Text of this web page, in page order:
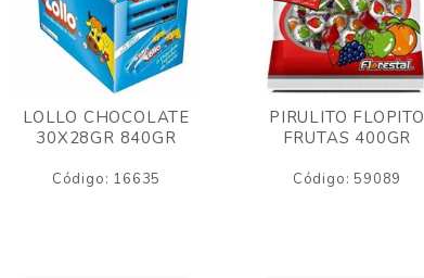
LOLLO CHOCOLATE
30X28GR 840GR
Código: 16635
PIRULITO FLOPITO
FRUTAS 400GR
Código: 59089